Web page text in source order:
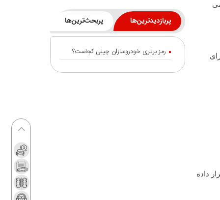
داده
مانند تسلا و بی‌وای‌دی
شایعه گرانی بنزین، قیمت خودروهای برقی
انتقال تورم خودرو به بازار خدمات
جزئیات تردد خودرو با پلاک منطقه آزاد
پربازدیدترین‌ها پربحث‌ترین‌ها
رمز برتری خودروسازان چینی کجاست؟